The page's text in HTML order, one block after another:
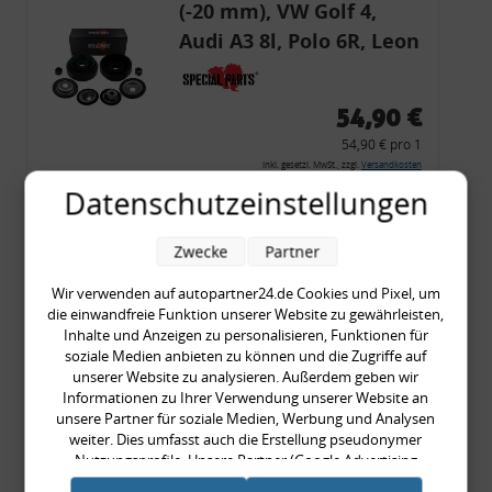
(-20 mm), VW Golf 4,
Audi A3 8l, Polo 6R, Leon
54,90 €
54,90 € pro 1
inkl. gesetzl. MwSt., zzgl. Versandkosten
Merkzettel
Zum Artikel
Rückleuchtenband mit
Blinker, rot, US-Ecken,
Audi 80 Cabrio, Typ 89,
OE-Nr.: 8G0945225 +
8G0945225C
999,99 €
Datenschutzeinstellungen
Wir verwenden auf autopartner24.de Cookies und Pixel, um
die einwandfreie Funktion unserer Website zu gewährleisten,
Inhalte und Anzeigen zu personalisieren, Funktionen für
soziale Medien anbieten zu können und die Zugriffe auf
unserer Website zu analysieren. Außerdem geben wir
Informationen zu Ihrer Verwendung unserer Website an
unsere Partner für soziale Medien, Werbung und Analysen
weiter. Dies umfasst auch die Erstellung pseudonymer
Nutzungsprofile. Unsere Partner (Google Advertising
Products) führen diese Informationen möglicherweise mit
Zwecke Partner